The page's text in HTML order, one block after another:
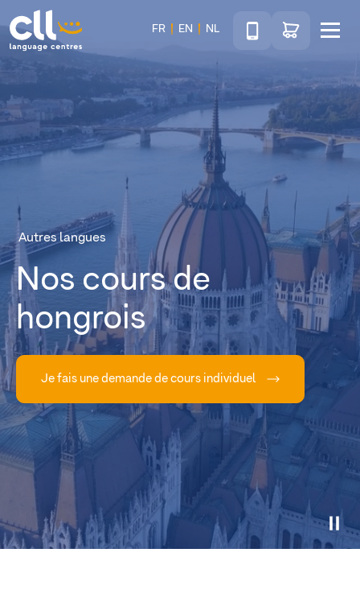
CLL
FR EN NL
TéléphoneAccéder au shop
Autres langues
Nos cours de
hongrois
Je fais une demande de cours individuel